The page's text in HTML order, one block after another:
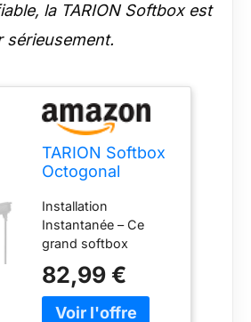
la TARION Softbox est
sérieusement.
TARION Softbox
Octogonal
- Softbox
Bowens 120cm
Pliable avec
Grille Double
Diffusion pour
Photographie
Installation
Instantanée – Ce
grand softbox
utilise une
technologie de
montage rapide. Une
82,99 €